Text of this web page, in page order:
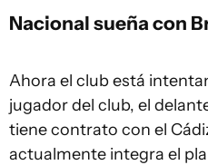
Nacional sueña con
Ahora el club está
jugador del club, el
tiene contrato con el
actualmente integra el